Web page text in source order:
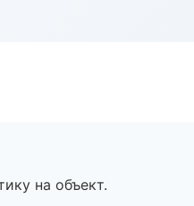
на объект.